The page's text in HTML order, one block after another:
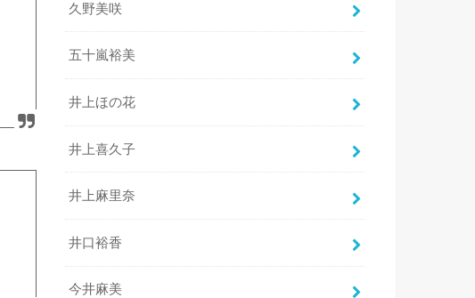
久野美咲
五十嵐裕美
井上ほの花
井上喜久子
井上麻里奈
井口裕香
今井麻美